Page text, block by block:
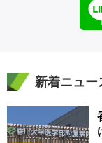
新着ニュー